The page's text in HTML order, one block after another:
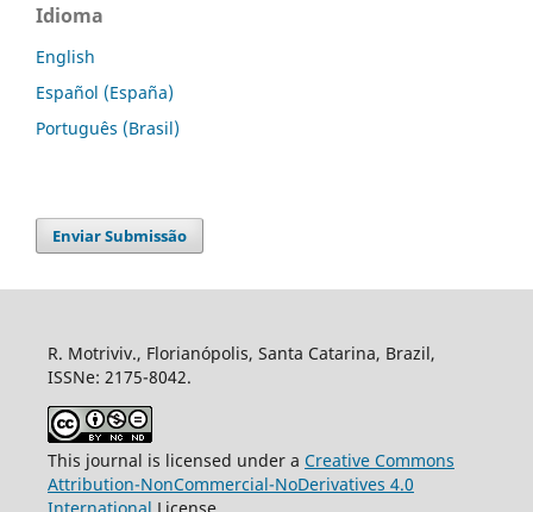
Idioma
English
Español (España)
Português (Brasil)
Enviar Submissão
R. Motriviv., Florianópolis, Santa Catarina, Brazil,
ISSNe: 2175-8042.
This journal is licensed under a Creative Commons
Attribution-NonCommercial-NoDerivatives 4.0